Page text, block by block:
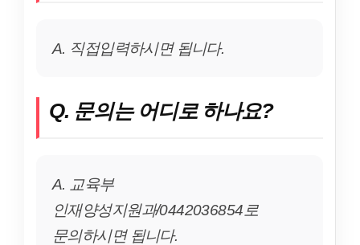
A. 직접입력하시면 됩니다.
Q. 문의는 어디로 하나요?
A. 교육부
인재양성지원과/0442036854로
문의하시면 됩니다.